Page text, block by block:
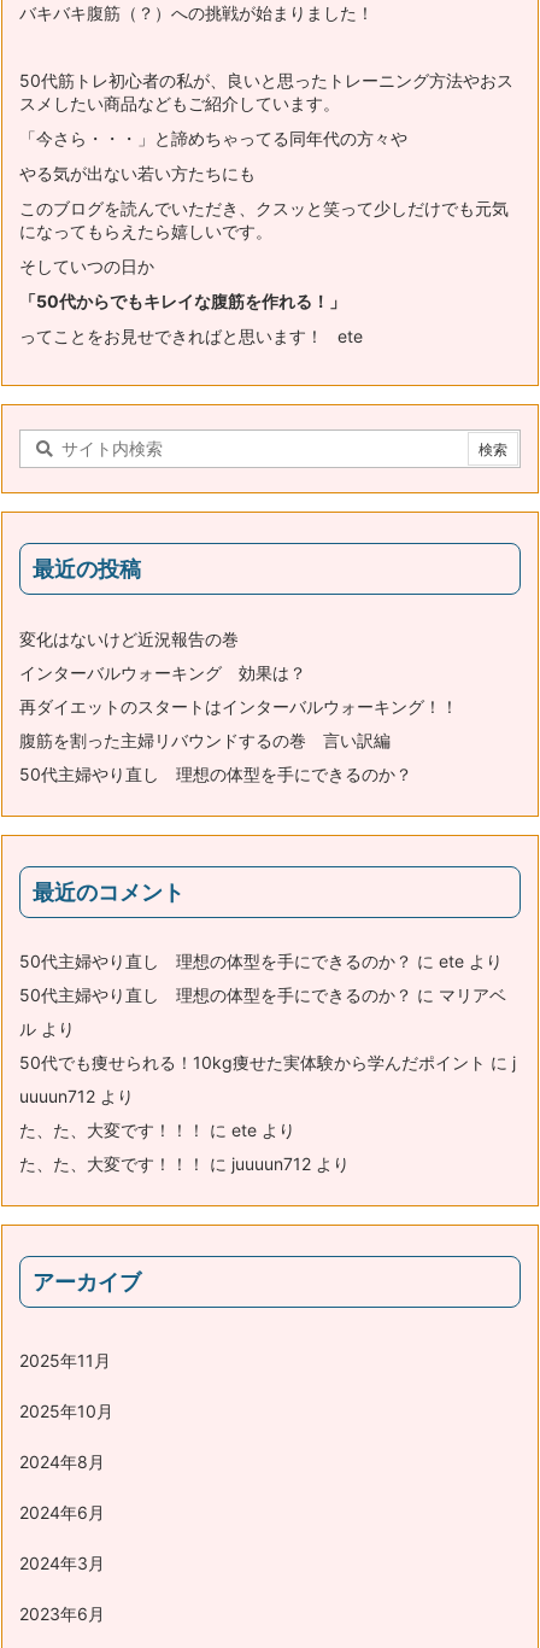
バキバキ腹筋（？）への挑戦が始まりました！
50代筋トレ初心者の私が、良いと思ったトレーニング方法やおス
スメ したい商品などもご紹介しています。
「今さら・・・」と諦めちゃってる同年代の方々や
やる気が出ない若い方たちにも
このブログを読んでいただき、 クスッと笑って少しだけでも元気
になってもらえたら嬉しいです。
そしていつの日か
「50代からでもキレイな腹筋を作れる！」
ってことをお見せできればと思います！ ete
最近の投稿
変化はないけど近況報告の巻
インターバルウォーキング 効果は？
再ダイエットのスタートはインターバルウォーキング！！
腹筋を割った主婦リバウンドするの巻 言い訳編
50代主婦やり直し 理想の体型を手にできるのか？
最近のコメント
50代主婦やり直し 理想の体型を手にできるのか？ に ete より
50代主婦やり直し 理想の体型を手にできるのか？ に マリアベ
ル より
50代でも痩せられる！10kg痩せた実体験から学んだポイント に j
uuuun712 より
た、た、大変です！！！
に ete より
た、た、大変です！！！
に juuuun712 より
アーカイブ
2025年11月
2025年10月
2024年8月
2024年6月
2024年3月
2023年6月